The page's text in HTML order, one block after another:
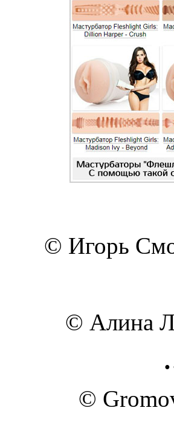
© Игорь
© Алина
©